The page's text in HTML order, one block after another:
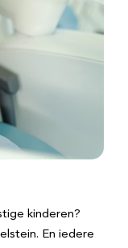
kinderen?
En iedere